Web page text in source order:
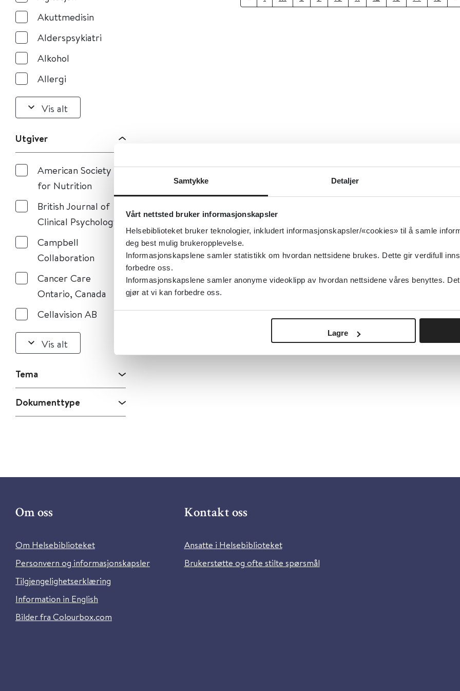
Samtykke Detaljer
Vårt nettsted bruker informasjonskapsler
Helsebiblioteket bruker teknologier, inkludert informasjonskapsler/«cookies» til å samle
deg best mulig brukeropplevelse.
Informasjonskapslene samler statistikk om hvordan nettsidene brukes. Dette gir verdifull
forbedre oss.
Informasjonskapslene samler anonyme videoklipp av hvordan nettsidene våres benyttes.
gjør at vi kan forbedre oss.
Lagre
Akuttmedisin
Alderspsykiatri
Alkohol
Allergi
Vis alt
Utgiver
American Society
for Nutrition
British Journal of
Clinical Psychology
Campbell
Collaboration
Cancer Care
Ontario, Canada
Cellavision AB
Vis alt
Tema
Dokumenttype
Om oss
Om Helsebiblioteket
Personvern og informasjonskapsler
Tilgjengelighetserklæring
Information in English
Bilder fra Colourbox.com
Kontakt oss
Ansatte i Helsebiblioteket
Brukerstøtte og ofte stilte spørsmål